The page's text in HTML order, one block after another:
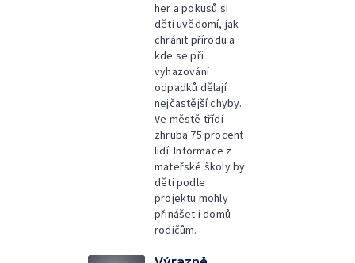
her a pokusů si
děti uvědomí, jak
chránit přírodu a
kde se při
vyhazování
odpadků dělají
nejčastější chyby.
Ve městě třídí
zhruba 75 procent
lidí. Informace z
mateřské školy by
děti podle
projektu mohly
přinášet i domů
rodičům.